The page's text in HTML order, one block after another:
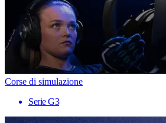
Corse di simulazione
Serie G3